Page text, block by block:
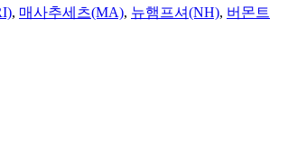
, 매사추세츠(MA), 뉴햄프셔(NH), 버몬트